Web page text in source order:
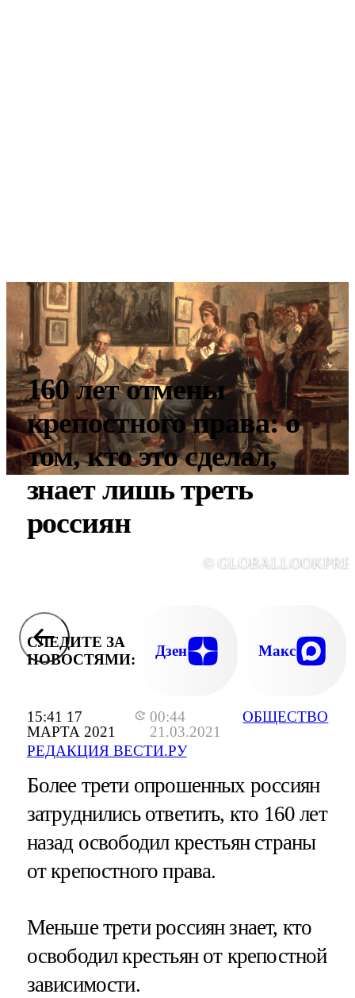
15:41 17
МАРТА 2021
00:44
21.03.2021
РЕДАКЦИЯ ВЕСТИ.РУ
ОБЩЕСТВО
160 лет отмены
крепостного права: о
том, кто это сделал,
знает лишь треть
россиян
©
СЛЕДИТЕ ЗА
НОВОСТЯМИ:
Дзен Макс
Более трети опрошенных россиян
затруднились ответить, кто 160 лет
назад освободил крестьян страны
от крепостного права.
Меньше трети россиян знает, кто
освободил крестьян от крепостной
зависимости.